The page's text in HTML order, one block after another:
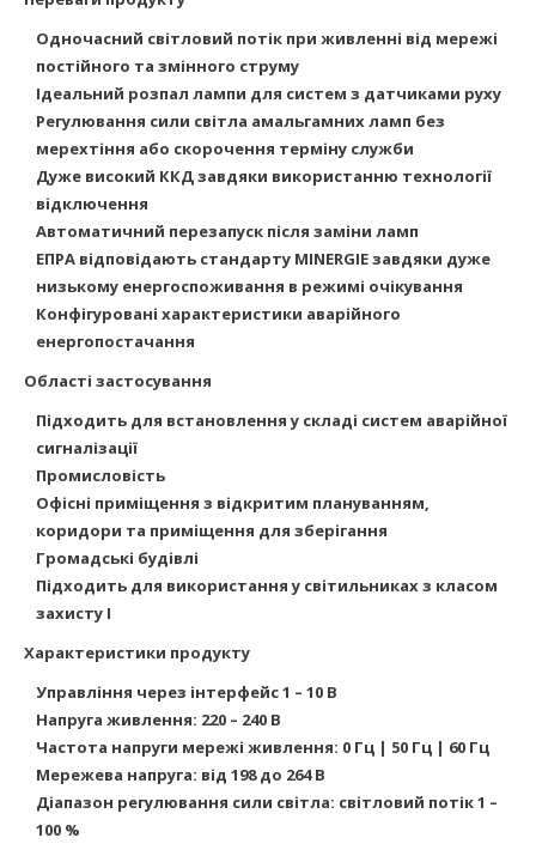
Одночасний світловий потік при живленні від мережі
постійного та змінного струму
Ідеальний розпал лампи для систем з датчиками руху
Регулювання сили світла амальгамних ламп без
мерехтіння або скорочення терміну служби
Дуже високий ККД завдяки використанню технології
відключення
Автоматичний перезапуск після заміни ламп
ЕПРА відповідають стандарту MINERGIE завдяки дуже
низькому енергоспоживання в режимі очікування
Конфігуровані характеристики аварійного
енергопостачання
Області застосування
Підходить для встановлення у складі систем аварійної
сигналізації
Промисловість
Офісні приміщення з відкритим плануванням,
коридори та приміщення для зберігання
Громадські будівлі
Підходить для використання у світильниках з класом
захисту I
Характеристики продукту
Управління через інтерфейс 1 – 10 В
Напруга живлення: 220 – 240 В
Частота напруги мережі живлення: 0 Гц | 50 Гц | 60 Гц
Мережева напруга: від 198 до 264 В
Діапазон регулювання сили світла: світловий потік 1 –
100 %